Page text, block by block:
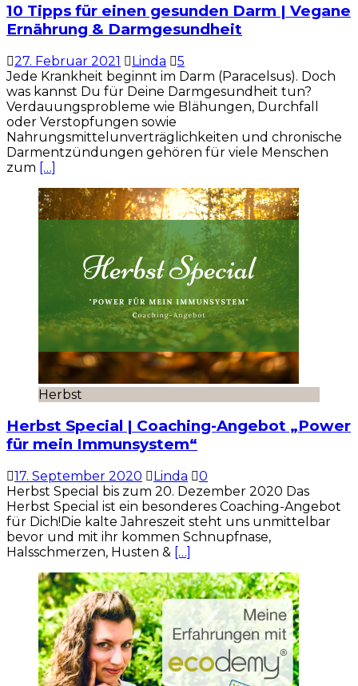
10 Tipps für einen gesunden Darm | Vegane
Ernährung & Darmgesundheit
27. Februar 2021 Linda
5
Jede Krankheit beginnt im Darm (Paracelsus). Doch
was kannst Du für Deine Darmgesundheit tun?
Verdauungsprobleme wie Blähungen, Durchfall
oder Verstopfungen sowie
Nahrungsmittelunverträglichkeiten und chronische
Darmentzündungen gehören für viele Menschen
zum […]
Herbst
Herbst Special | Coaching-Angebot „Power
für mein Immunsystem“
17. September 2020 Linda
0
Herbst Special bis zum 20. Dezember 2020 Das
Herbst Special ist ein besonderes Coaching-Angebot
für Dich!Die kalte Jahreszeit steht uns unmittelbar
bevor und mit ihr kommen Schnupfnase,
Halsschmerzen, Husten & […]